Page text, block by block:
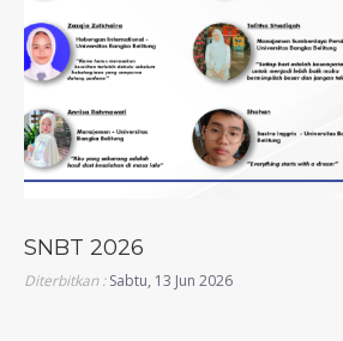
SNBT 2026
Diterbitkan :Sabtu, 13 Jun 2026